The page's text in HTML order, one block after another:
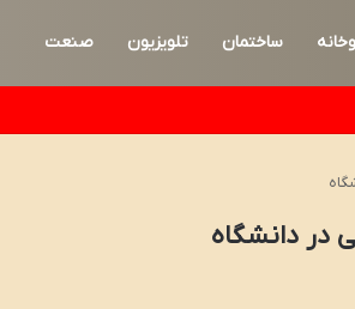
ساختمان تلویزیون صنعت
در دانشگاه